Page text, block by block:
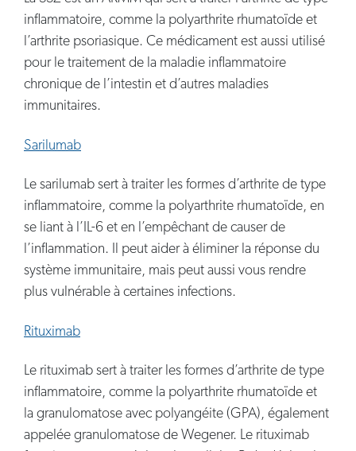
inflammatoire, comme la polyarthrite rhumatoïde et
l’arthrite psoriasique. Ce médicament est aussi utilisé
pour le traitement de la maladie inflammatoire
chronique de l’intestin et d’autres maladies
immunitaires.
Sarilumab
Le sarilumab sert à traiter les formes d’arthrite de type
inflammatoire, comme la polyarthrite rhumatoïde, en
se liant à l’IL-6 et en l’empêchant de causer de
l’inflammation. Il peut aider à éliminer la réponse du
système immunitaire, mais peut aussi vous rendre
plus vulnérable à certaines infections.
Rituximab
Le rituximab sert à traiter les formes d’arthrite de type
inflammatoire, comme la polyarthrite rhumatoïde et
la granulomatose avec polyangéite (GPA), également
appelée granulomatose de Wegener. Le rituximab